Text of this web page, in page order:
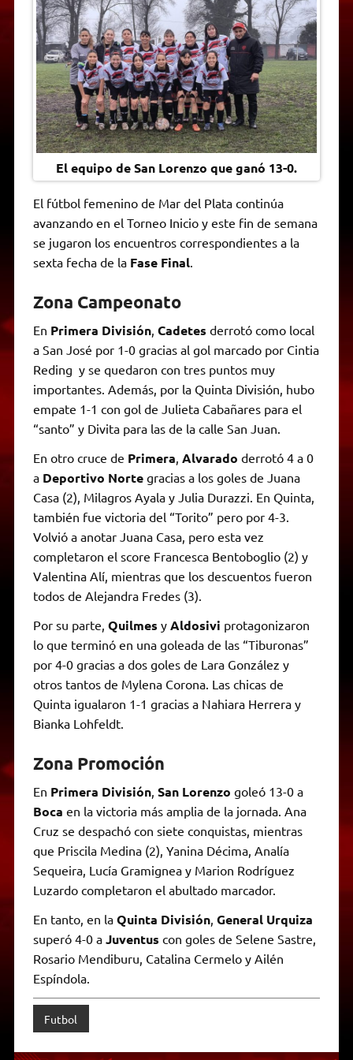
t
s
A
p
p
e
g
r
a
m
t
t
e
r
e
b
o
o
k
s
e
n
g
e
r
y
L
i
n
k
i
n
t
F
r
i
e
n
d
l
y
El equipo de San Lorenzo que ganó 13-0.
El fútbol femenino de Mar del Plata continúa
avanzando en el Torneo Inicio y este fin de semana
se jugaron los encuentros correspondientes a la
sexta fecha de la Fase Final.
Zona Campeonato
En Primera División, Cadetes derrotó como local
a San José por 1-0 gracias al gol marcado por Cintia
Reding y se quedaron con tres puntos muy
importantes. Además, por la Quinta División, hubo
empate 1-1 con gol de Julieta Cabañares para el
“santo” y Divita para las de la calle San Juan.
En otro cruce de Primera, Alvarado derrotó 4 a 0
a Deportivo Nortegracias a los goles de Juana
Casa (2), Milagros Ayala y Julia Durazzi. En Quinta,
también fue victoria del “Torito” pero por 4-3.
Volvió a anotar Juana Casa, pero esta vez
completaron el score Francesca Bentoboglio (2) y
Valentina Alí, mientras que los descuentos fueron
todos de Alejandra Fredes (3).
Por su parte, Quilmes y Aldosivi protagonizaron
lo que terminó en una goleada de las “Tiburonas”
por 4-0 gracias a dos goles de Lara González y
otros tantos de Mylena Corona. Las chicas de
Quinta igualaron 1-1 gracias a Nahiara Herrera y
Bianka Lohfeldt.
Zona Promoción
En Primera División, San Lorenzo goleó 13-0 a
Boca en la victoria más amplia de la jornada. Ana
Cruz se despachó con siete conquistas, mientras
que Priscila Medina (2), Yanina Décima, Analía
Sequeira, Lucía Gramignea y Marion Rodríguez
Luzardo completaron el abultado marcador.
En tanto, en la Quinta División, General Urquiza
superó 4-0 a Juventus con goles de Selene Sastre,
Rosario Mendiburu, Catalina Cermelo y Ailén
Espíndola.
Futbol